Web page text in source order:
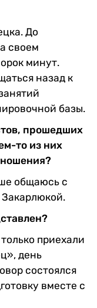
До
своем
минут.
назад к
базы.
прошедших
то из них
общаюсь с
приехали
день
состоялся
вместе с